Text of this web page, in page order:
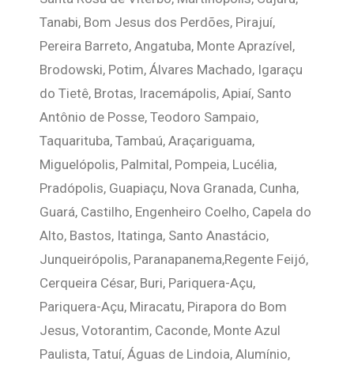
Tanabi, Bom Jesus dos Perdões, Pirajuí,
Pereira Barreto, Angatuba, Monte Aprazível,
Brodowski, Potim, Álvares Machado, Igaraçu
do Tietê, Brotas, Iracemápolis, Apiaí, Santo
Antônio de Posse, Teodoro Sampaio,
Taquarituba, Tambaú, Araçariguama,
Miguelópolis, Palmital, Pompeia, Lucélia,
Pradópolis, Guapiaçu, Nova Granada, Cunha,
Guará, Castilho, Engenheiro Coelho, Capela do
Alto, Bastos, Itatinga, Santo Anastácio,
Junqueirópolis, Paranapanema,Regente Feijó,
Cerqueira César, Buri, Pariquera-Açu,
Pariquera-Açu, Miracatu, Pirapora do Bom
Jesus, Votorantim, Caconde, Monte Azul
Paulista, Tatuí, Águas de Lindoia, Alumínio,